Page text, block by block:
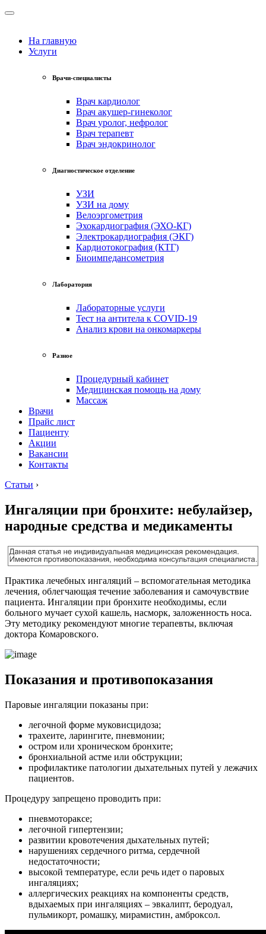
На главную
Услуги
Врачи-специалисты
Врач кардиолог
Врач акушер-гинеколог
Врач уролог, нефролог
Врач терапевт
Врач эндокринолог
Диагностическое отделение
УЗИ
УЗИ на дому
Велоэргометрия
Эхокардиография (ЭХО-КГ)
Электрокардиография (ЭКГ)
Кардиотокография (КТГ)
Биоимпедансометрия
Лаборатория
Лабораторные услуги
Тест на антитела к COVID-19
Анализ крови на онкомаркеры
Разное
Процедурный кабинет
Медицинская помощь на дому
Массаж
Врачи
Прайс лист
Пациенту
Акции
Вакансии
Контакты
Статьи ›
Ингаляции при бронхите: небулайзер,
народные средства и медикаменты
Практика лечебных ингаляций – вспомогательная методика
лечения, облегчающая течение заболевания и самочувствие
пациента. Ингаляции при бронхите необходимы, если
больного мучает сухой кашель, насморк, заложенность носа.
Эту методику рекомендуют многие терапевты, включая
доктора Комаровского.
Показания и противопоказания
Паровые ингаляции показаны при:
легочной форме муковисцидоза;
трахеите, ларингите, пневмонии;
остром или хроническом бронхите;
бронхиальной астме или обструкции;
профилактике патологии дыхательных путей у лежачих
пациентов.
Процедуру запрещено проводить при:
пневмотораксе;
легочной гипертензии;
развитии кровотечения дыхательных путей;
нарушениях сердечного ритма, сердечной
недостаточности;
высокой температуре, если речь идет о паровых
ингаляциях;
аллергических реакциях на компоненты средств,
вдыхаемых при ингаляциях – эвкалипт, беродуал,
пульмикорт, ромашку, мирамистин, амброксол.